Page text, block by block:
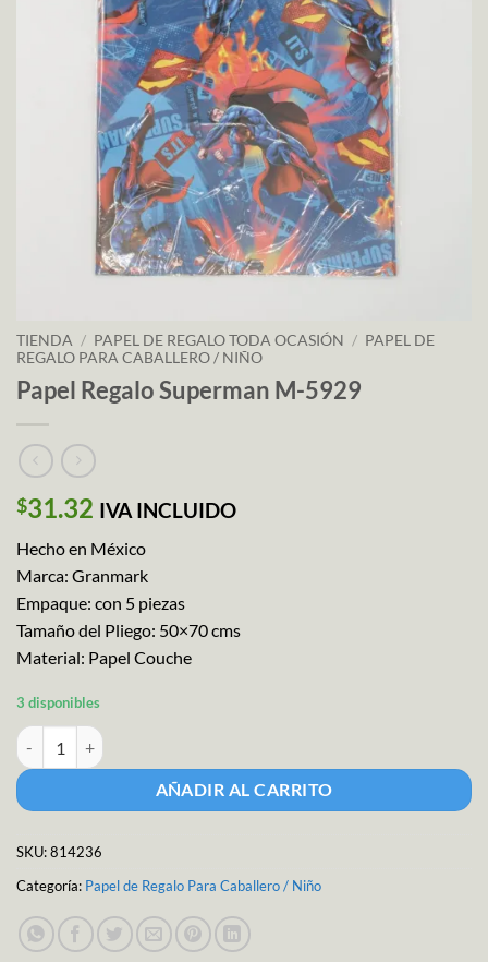
TIENDA / PAPEL DE REGALO TODA OCASIÓN / PAPEL DE
REGALO PARA CABALLERO / NIÑO
Papel Regalo Superman M-5929
$31.32 IVA INCLUIDO
Hecho en México
Marca: Granmark
Empaque: con 5 piezas
Tamaño del Pliego: 50×70 cms
Material: Papel Couche
3 disponibles
Papel Regalo Superman M-5929 cantidad
AÑADIR AL CARRITO
SKU:814236
Categoría: Papel de Regalo Para Caballero / Niño